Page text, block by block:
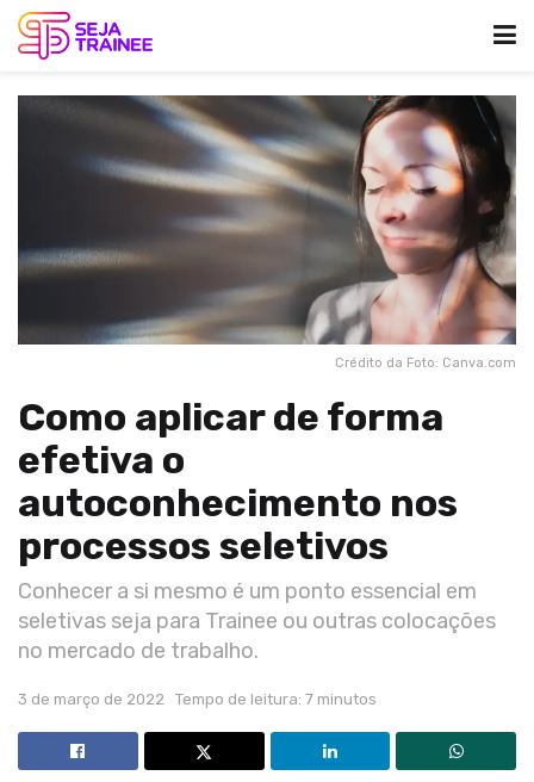
Crédito da Foto: Canva.com
Como aplicar de forma
efetiva o
autoconhecimento nos
processos seletivos
Conhecer a si mesmo é um ponto essencial em
seletivas seja para Trainee ou outras colocações
no mercado de trabalho.
3 de março de 2022 Tempo de leitura: 7 minutos